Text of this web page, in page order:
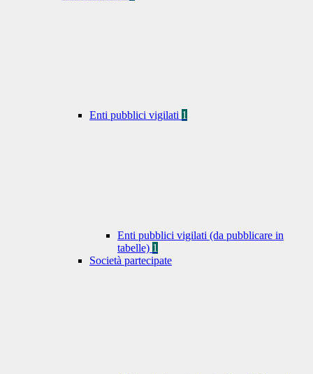
Enti pubblici vigilati 1
Enti pubblici vigilati (da pubblicare in
tabelle) 1
Società partecipate